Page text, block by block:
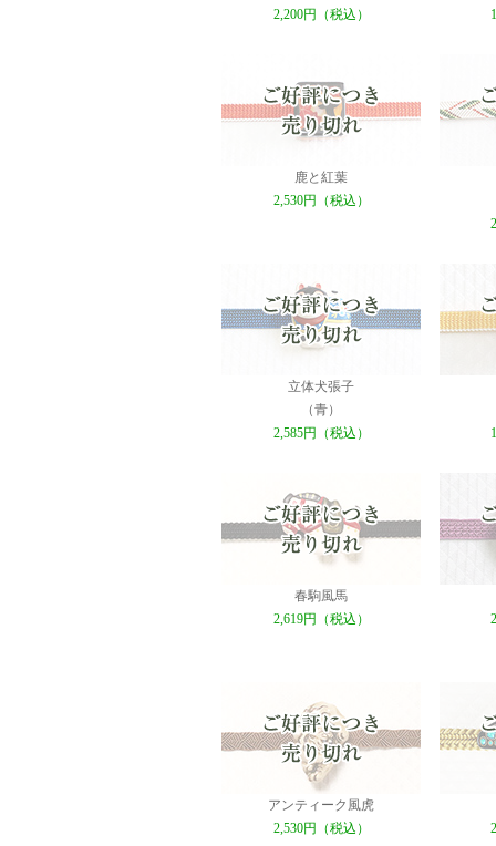
2,200円（税込）
鹿と紅葉
2,530円（税込）
立体犬張子
（青）
2,585円（税込）
春駒風馬
2,619円（税込）
アンティーク風虎
2,530円（税込）